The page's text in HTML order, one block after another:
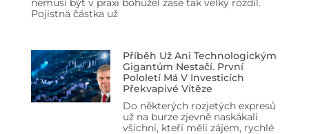
nemusí být v praxi bohužel zase tak velký rozdíl.
Pojistná částka už
Příběh Už Ani Technologickým
Gigantům Nestačí. První
Pololetí Má V Investicích
Překvapivé Vítěze
Do některých rozjetých expresů
už na burze zjevně naskákali
všichni, kteří měli zájem, rychlé